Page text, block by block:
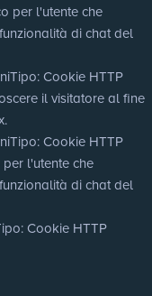
per l'utente che
di chat del
Tipo: Cookie HTTP
il visitatore al fine
Tipo: Cookie HTTP
l'utente che
di chat del
: Cookie HTTP